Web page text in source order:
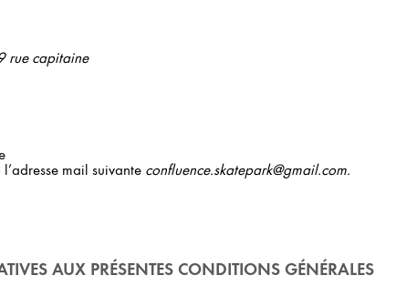
rue capitaine
l’adresse mail suivante confluence.skatepark@gmail.com.
AUX PRÉSENTES CONDITIONS GÉNÉRALES